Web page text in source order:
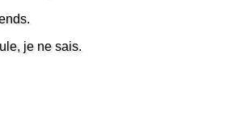
je ne sais.